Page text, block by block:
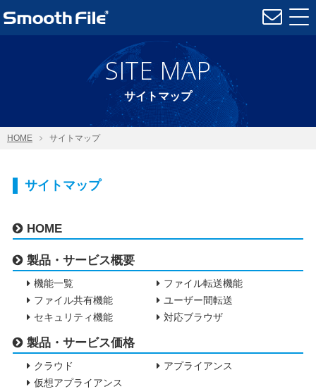
SITE MAP
サイトマップ
HOME サイトマップ
サイトマップ
HOME
製品・サービス概要
機能一覧
ファイル転送機能
ファイル共有機能
ユーザー間転送
セキュリティ機能
対応ブラウザ
製品・サービス価格
クラウド
アプライアンス
仮想アプライアンス